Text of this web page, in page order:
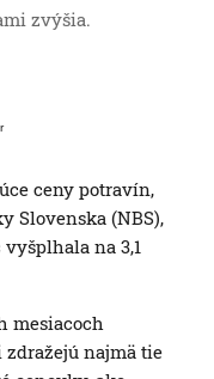
zvýšia.
ceny potravín,
Slovenska (NBS),
na 3,1
mesiacoch
najmä tie